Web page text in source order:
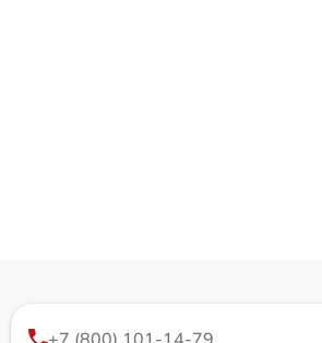
+7 (800) 101-14-79